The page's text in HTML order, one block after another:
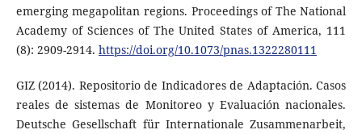
emerging megapolitan regions. Proceedings of The National
Academy of Sciences of The United States of America, 111
(8): 2909-2914. https://doi.org/10.1073/pnas.1322280111
GIZ (2014). Repositorio de Indicadores de Adaptación. Casos
reales de sistemas de Monitoreo y Evaluación nacionales.
Deutsche Gesellschaft für Internationale Zusammenarbeit,